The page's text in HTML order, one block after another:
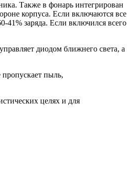
Также в фонарь интегрирован
корпуса. Если включаются все
41% заряда. Если включился всего
диодом ближнего света, а
пыль,
целях и для